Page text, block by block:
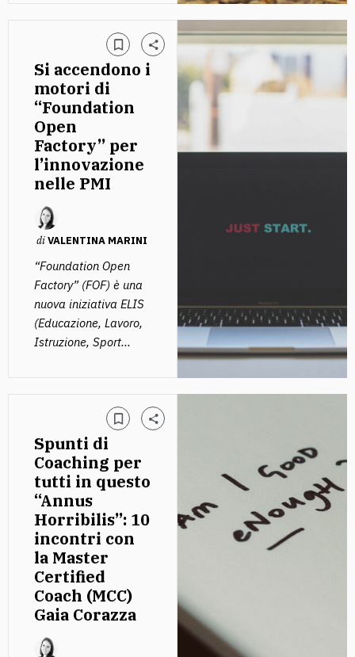
Si accendono i
motori di
“Foundation
Open
Factory” per
l’innovazione
nelle PMI
diVALENTINA MARINI
“Foundation Open
Factory” (FOF) è una
nuova iniziativa ELIS
(Educazione, Lavoro,
Istruzione, Sport...
Spunti di
Coaching per
tutti in questo
“Annus
Horribilis”: 10
incontri con
la Master
Certified
Coach (MCC)
Gaia Corazza